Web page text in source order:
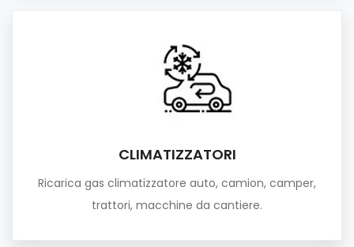
CLIMATIZZATORI
Ricarica gas climatizzatore auto, camion, camper,
trattori, macchine da cantiere.